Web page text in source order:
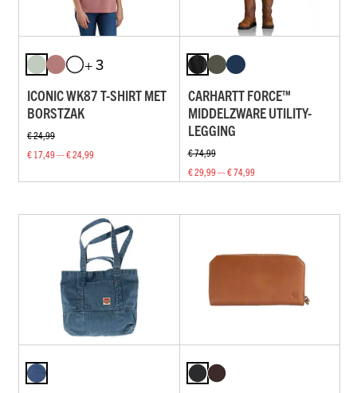
+ 3
ICONIC WK87 T-SHIRT MET
BORSTZAK
€ 24,99
€ 17,49 — € 24,99
CARHARTT FORCE™
MIDDELZWARE UTILITY-
LEGGING
€ 74,99
€ 29,99 — € 74,99